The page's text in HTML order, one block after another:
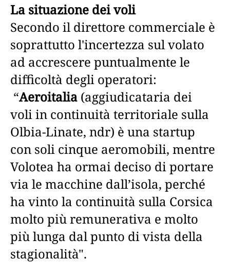
La situazione dei voli
Secondo il direttore commerciale è
soprattutto l'incertezza sul volato
ad accrescere puntualmente le
difficoltà degli operatori:
“Aeroitalia (aggiudicataria dei
voli in continuità territoriale sulla
Olbia-Linate, ndr) è una startup
con soli cinque aeromobili, mentre
Volotea ha ormai deciso di portare
via le macchine dall’isola, perché
ha vinto la continuità sulla Corsica
molto più remunerativa e molto
più lunga dal punto di vista della
stagionalità".